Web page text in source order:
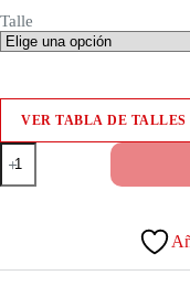
Talle
VER TABLA DE TALLES
Sweater
Tortois
cantidad